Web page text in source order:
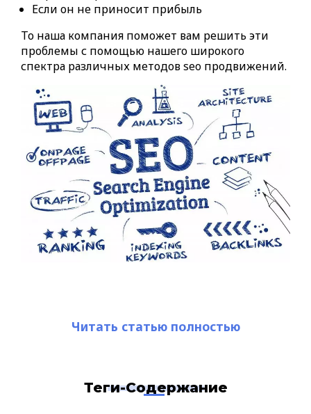
Если он не приносит прибыль
То наша компания поможет вам решить эти
проблемы с помощью нашего широкого
спектра различных методов seo продвижений.
Читать статью полностью
Теги-Содержание